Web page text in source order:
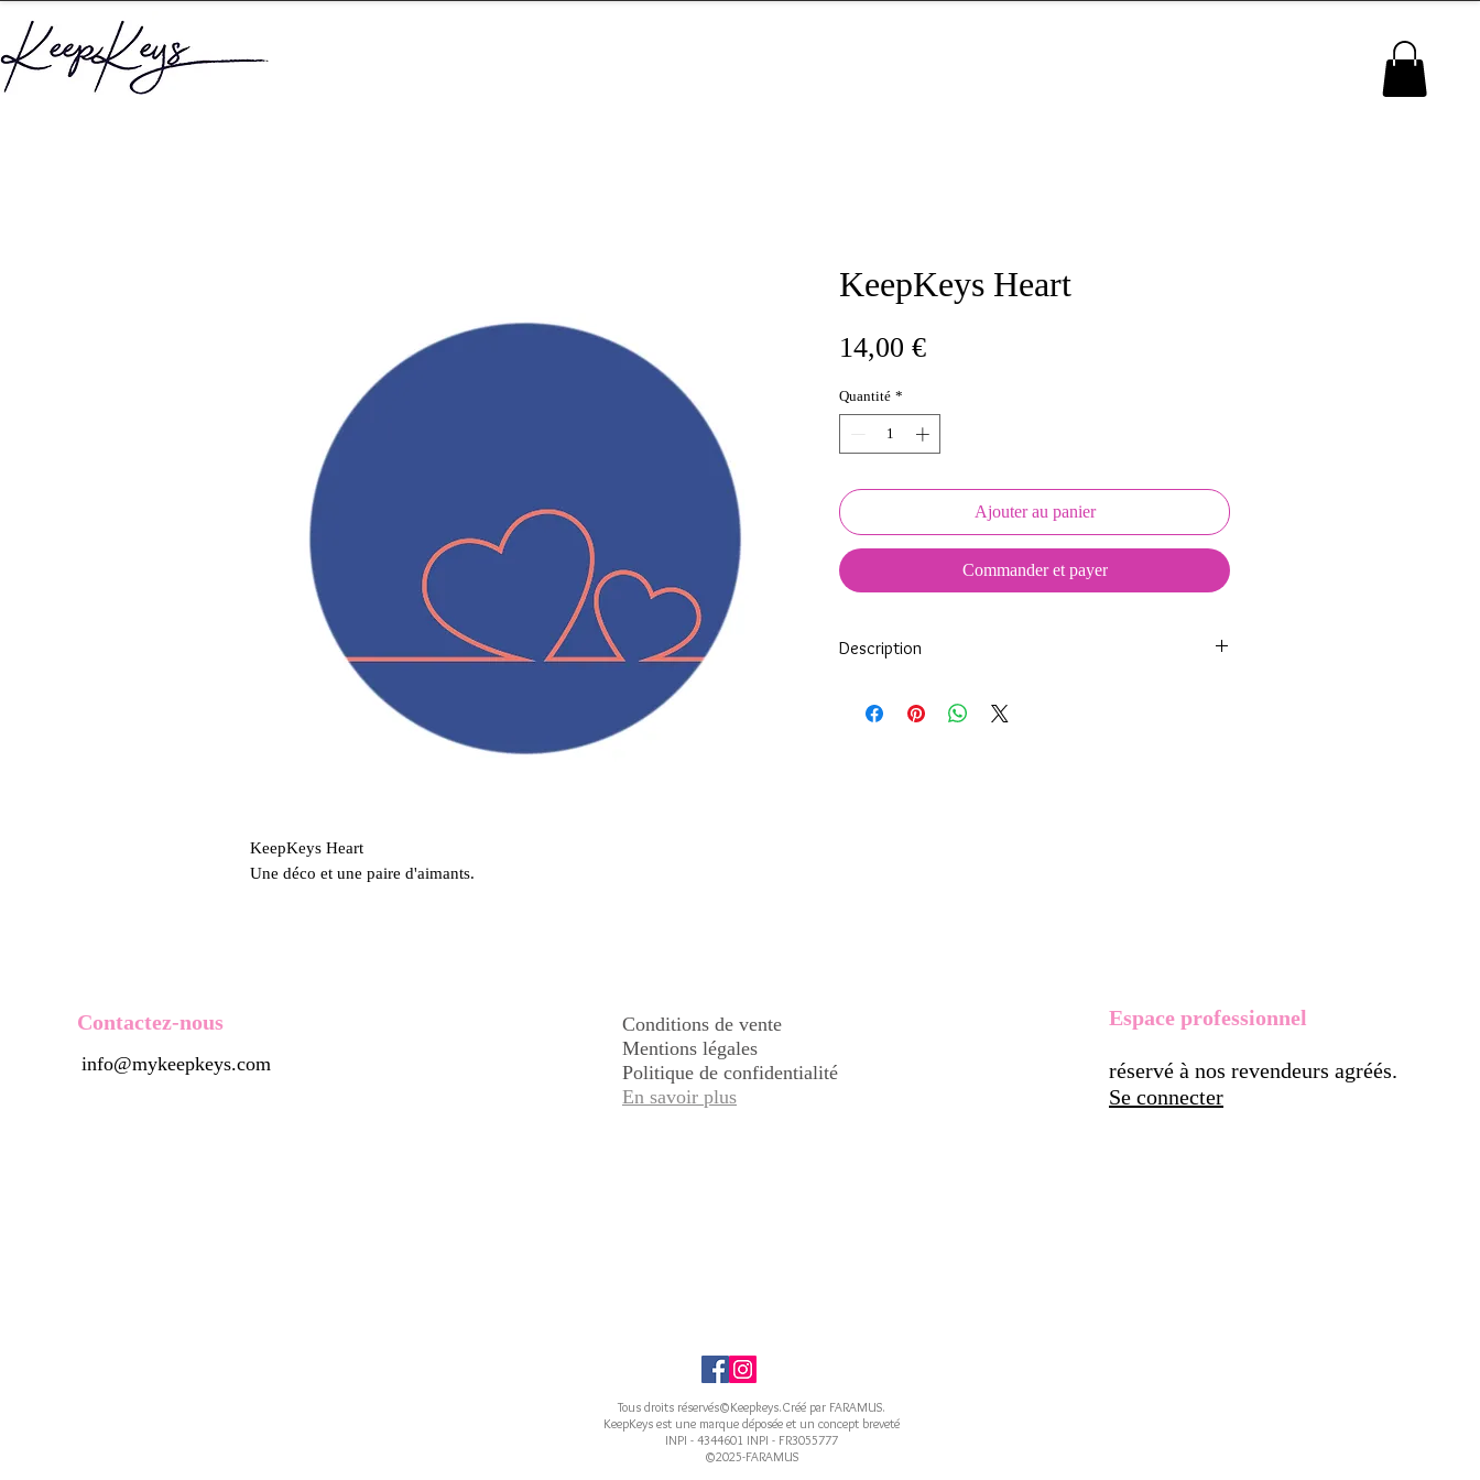
KeepKeys Heart
Une déco et une paire d'aimants.
KeepKeys Heart
14,00 €Prix
Quantité *
Ajouter au panier
Commander et payer
Description
nos soins.
Contactez-nous
info@mykeepkeys.com
Conditions de vente
Mentions légales
Politique de confidentialité
En savoir plus
Espace professionnel
réservé à nos revendeurs agréés.
Se connecter
Tous droits réservés©Keepkeys.Créé par FARAMUS.
KeepKeys est une marque déposée et un concept breveté
INPI - 4344601 INPI - FR3055777
©2025-FARAMUS